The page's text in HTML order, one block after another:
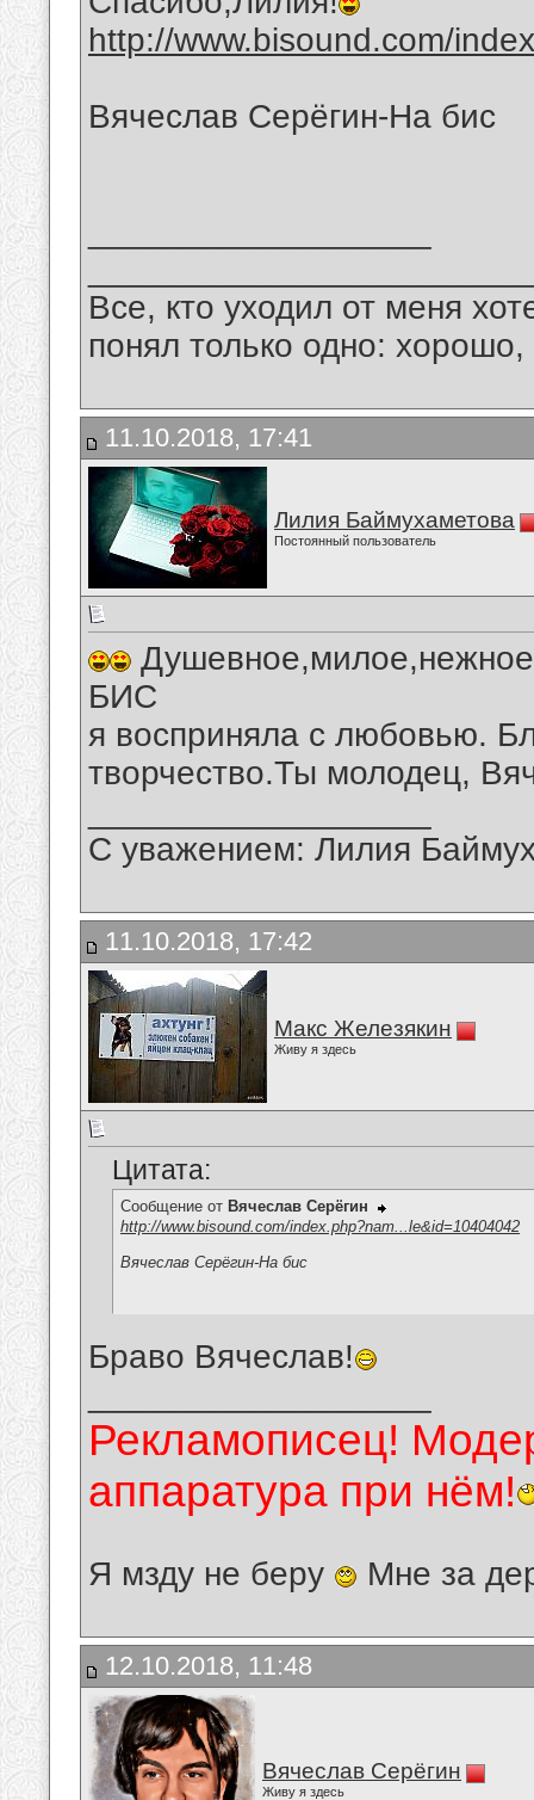
http://www.bisound.com/
Вячеслав Серёгин-На бис
Все, кто уходил от меня
понял только одно:
11.10.2018, 17:41
Лилия Баймухаметова
Постоянный пользователь
БИС
я восприняла с любовью.
творчество.Ты молодец,
С уважением: Лилия
11.10.2018, 17:42
Макс Железякин
Живу я здесь
Цитата:
Сообщение от Вячеслав Серёгин
http://www.bisound.com/index.php?nam...le&id=10404042
Вячеслав Серёгин-На бис
Браво Вячеслав!
Рекламописец!
аппаратура при нём!
Я мзду не беру Мне за
12.10.2018, 11:48
Вячеслав Серёгин
Живу я здесь